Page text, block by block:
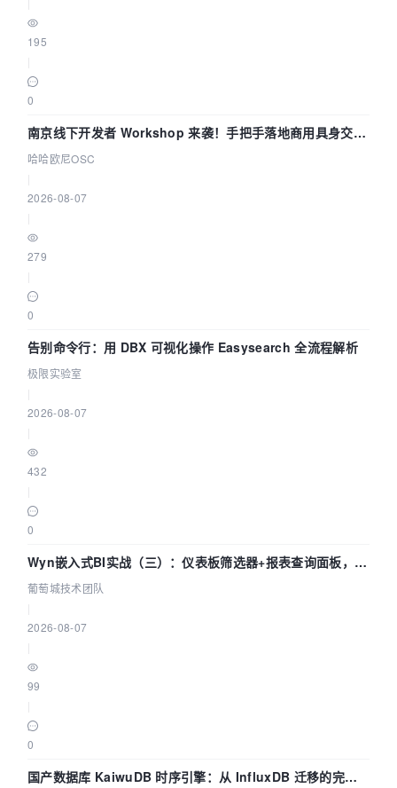
195
0
南京线下开发者 Workshop 来袭！手把手落地商用具身交互
智能 Agent 应用
哈哈欧尼OSC
2026-08-07
279
0
告别命令行：用 DBX 可视化操作 Easysearch 全流程解析
极限实验室
2026-08-07
432
0
Wyn嵌入式BI实战（三）：仪表板筛选器+报表查询面板，参
数联动全闭环
葡萄城技术团队
2026-08-07
99
0
国产数据库 KaiwuDB 时序引擎：从 InfluxDB 迁移的完整